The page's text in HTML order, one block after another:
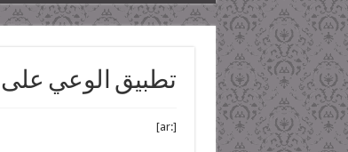
تطبيق الوعي على
[:ar]